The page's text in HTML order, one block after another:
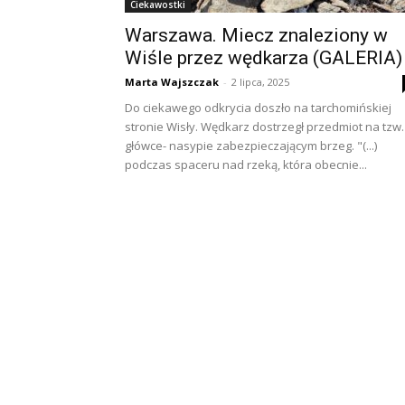
Ciekawostki
Warszawa. Miecz znaleziony w
Wiśle przez wędkarza (GALERIA)
Marta Wajszczak - 2 lipca, 2025
Do ciekawego odkrycia doszło na tarchomińskiej
stronie Wisły. Wędkarz dostrzegł przedmiot na tzw.
główce- nasypie zabezpieczającym brzeg. "(...)
podczas spaceru nad rzeką, która obecnie...